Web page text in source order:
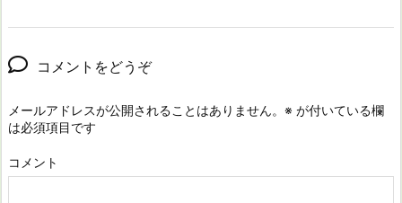
コメントをどうぞ
メールアドレスが公開されることはありません。 ※ が付いている欄
は必須項目です
コメント